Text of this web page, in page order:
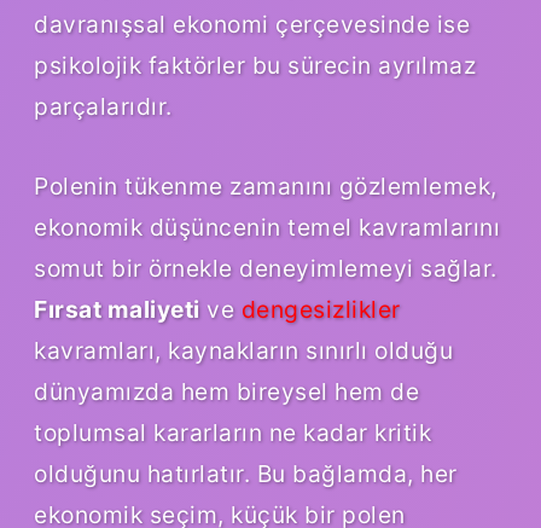
davranışsal ekonomi çerçevesinde ise
psikolojik faktörler bu sürecin ayrılmaz
parçalarıdır.
Polenin tükenme zamanını gözlemlemek,
ekonomik düşüncenin temel kavramlarını
somut bir örnekle deneyimlemeyi sağlar.
Fırsat maliyetive dengesizlikler
kavramları, kaynakların sınırlı olduğu
dünyamızda hem bireysel hem de
toplumsal kararların ne kadar kritik
olduğunu hatırlatır. Bu bağlamda, her
ekonomik seçim, küçük bir polen